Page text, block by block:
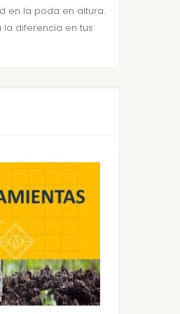
en la poda en altura.
la diferencia en tus